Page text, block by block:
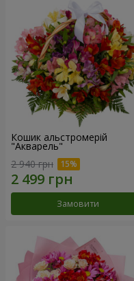
Кошик альстромерій
"Акварель"
2 940 грн
Замовити